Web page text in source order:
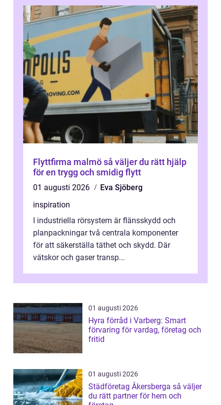
Flyttfirma malmö så väljer du rätt hjälp
för en trygg och smidig flytt
01 augusti 2026
Eva Sjöberg
inspiration
I industriella rörsystem är flänsskydd och
planpackningar två centrala komponenter
för att säkerställa täthet och skydd. Där
vätskor och gaser transp...
01 augusti 2026
Hyra förråd i Varberg: Smart
förvaring för vardag, företag och
fritid
01 augusti 2026
Städföretag Åkersberga så väljer
du rätt partner för hem och